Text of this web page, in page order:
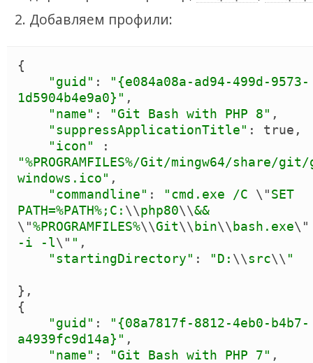
Добавляем профили:
{
"guid " : " {e084a08a-ad94-499d-9573-
1d5904b4e9a0} " ,
"name" : "Git Bash with PHP 8" ,
"suppressApplicationTitle" : true ,
"icon"
"%PROGRAMFILES%/Git/mingw64/share/
windows.ico" ,
"commandline" : "cmd.exe /C \"SET
PATH=%PATH%;C: \\php80\\
\"%PROGRAMFILES%\\Git\\ bin\\ bash.exe\"
-i -l\" " ,
"startingDirectory" : "D: \\src\\ "
}
{
"guid " : " {08a7817f-8812-4eb0-b4b7-
a4939fc9d14a} " ,
"name" : "Git Bash with PHP 7" ,